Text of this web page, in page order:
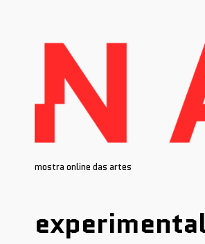
content
mostra online das artes